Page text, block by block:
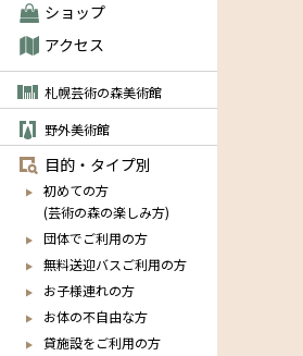
ショップ
アクセス
札幌芸術の森美術館
野外美術館
目的・タイプ別
初めての方
(芸術の森の楽しみ方)
団体でご利用の方
無料送迎バスご利用の方
お子様連れの方
お体の不自由な方
貸施設をご利用の方